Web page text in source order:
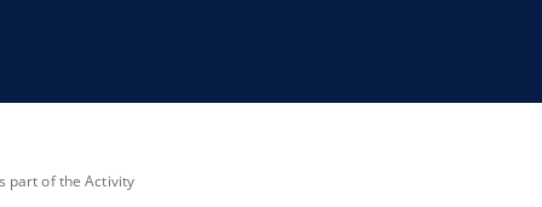
part of the Activity